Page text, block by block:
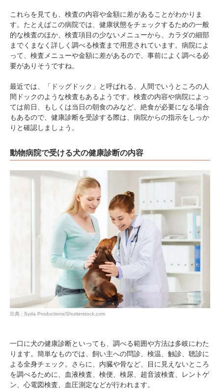
これらを見ても、検査の内容や金額に差があることがわかりま
す。たとえばこの病院では、健康状態をチェックするための一般
的な検査のほか、検査項目の少ないメニューから、カラダの細部
までくまなく詳しく調べる検査まで用意されています。病院によ
って、検査メニューや金額に差があるので、事前によく調べる必
要がありそうですね。
最近では、「ドッグドック」と呼ばれる、人間でいうところの人
間ドックのような検査もあるようです。検査の内容や病院によっ
ては前日、もしくは当日の朝食のみなど、絶食が必要になる場合
もあるので、健康診断を受診する際は、病院からの指示をしっか
りと確認しましょう。
動物病院で受ける犬の健康診断の内容
出典 : Syda Productions/Shutterstock.com
一口に犬の健康診断といっても、調べる範囲や方法は多岐にわた
ります。簡単なものでは、飼い主への問診、検温、触診、聴診に
よる全身チェック。さらに、内臓や骨など、目に見えないところ
を調べるために、血液検査、検便、検尿、超音波検査、レントゲ
ン、心電図検査、血圧測定などが行われます。
閉じる
pecodogs
いぬ部をフォロー
pecocats
ねこ部をフォロー
PECOアプリをダウンロード済みの方
アプリをダウンロードする